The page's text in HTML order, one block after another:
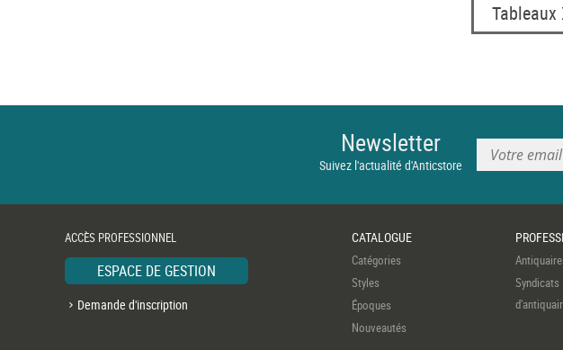
Tableaux
Newsletter
Suivez l'actualité d'Anticstore
ACCÈS PROFESSIONNEL
ESPACE DE GESTION
Demande d'inscription
CATALOGUE
Catégories
Styles
Époques
Nouveautés
Syndicats